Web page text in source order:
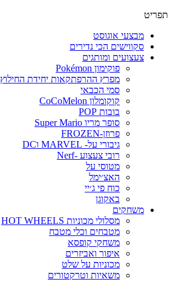
תפריט
מבצעי אוגוסט
סקווישים הכי נדירים
צעצועים ומותגים
פוקימון Pokémon
מפרץ ההרפתקאות יחידת החילוץ
סמי הכבאי
קוקומלון CoCoMelon
בובות POP
סופר מריו Super Mario
פרוזן-FROZEN
גיבורי על- MARVEL וDC
רובי צעצוע -Nerf
מטוסי על
האצ׳ימל
כוח פי ג׳יי
באקוגן
משחקים
מסלולי מכוניות HOT WHEELS
מטבחים וכלי מטבח
משחקי קופסא
איפור ואביזרים
מכוניות על שלט
משאיות וטרקטורים